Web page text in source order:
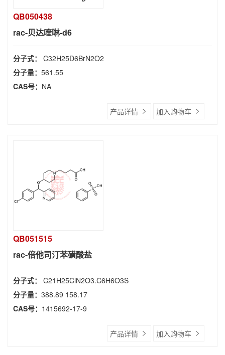
QB050438
rac-贝达喹啉-d6
分子式： C32H25D6BrN2O2
分子量： 561.55
CAS号： NA
产品详情 加入购物车
QB051515
rac-倍他司汀苯磺酸盐
分子式： C21H25ClN2O3.C6H6O3S
分子量： 388.89 158.17
CAS号： 1415692-17-9
产品详情 加入购物车